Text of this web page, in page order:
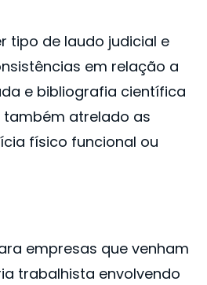
tipo de laudo judicial e
em relação a
e bibliografia científica
também atrelado as
físico funcional ou
empresas que venham
trabalhista envolvendo